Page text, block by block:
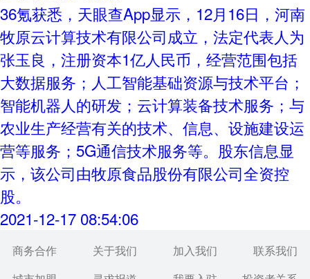
36氪获悉，天眼查App显示，12月16日，河南
牧原云计算技术有限公司成立，法定代表人为
张玉良，注册资本1亿人民币，经营范围包括
大数据服务；人工智能基础资源与技术平台；
智能机器人的研发；云计算装备技术服务；与
农业生产经营有关的技术、信息、设施建设运
营等服务；5G通信技术服务等。股东信息显
示，该公司由牧原食品股份有限公司全资控
股。
2021-12-17 08:54:06
商务合作 关于我们 加入我们
联系我们